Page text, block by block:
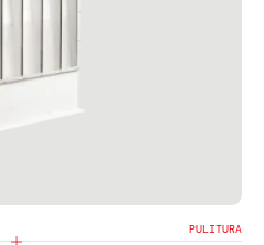
PULITURA